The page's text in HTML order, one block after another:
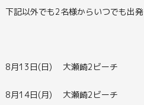
下記以外でも2名様からいつでも出発
8月13日(日) 大瀬崎2ビーチ
8月14日(月) 大瀬崎2ビーチ